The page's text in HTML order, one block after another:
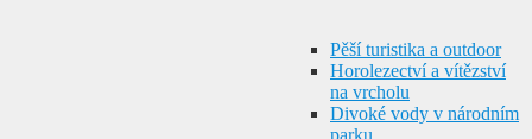
Pěší turistika a outdoor
Horolezectví a vítězství
na vrcholu
Divoké vody v národním
parku